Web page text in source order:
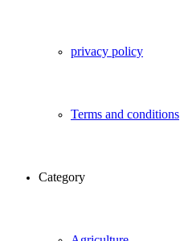
privacy policy
Terms and conditions
Category